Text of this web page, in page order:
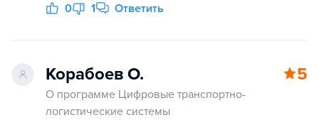
0 1 Ответить
Корабоев О. 5
О программе Цифровые транспортно-
логистические системы